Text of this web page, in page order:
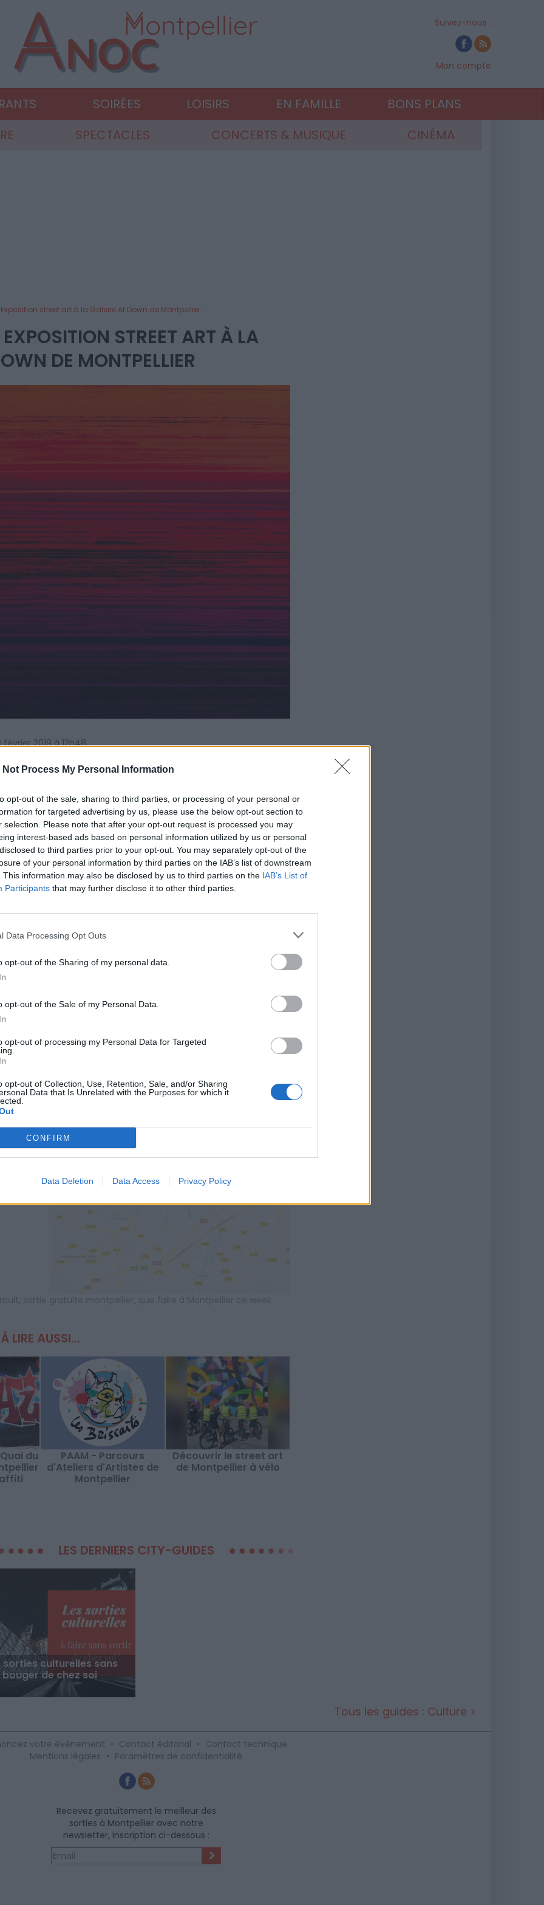
Not Process My Personal Information
opt-out of the sale, sharing to third parties, or processing of your personal or
for targeted advertising by us, please use the below opt-out section to
selection. Please note that after your opt-out request is processed you may
interest-based ads based on personal information utilized by us or personal
to third parties prior to your opt-out. You may separately opt-out of the
of your personal information by third parties on the IAB’s list of downstream
This information may also be disclosed by us to third parties on the IAB’s List of
Participants that may further disclose it to other third parties.
Data Processing Opt Outs
opt-out of the Sharing of my personal data.
opt-out of the Sale of my Personal Data.
opt-out of processing my Personal Data for Targeted
opt-out of Collection, Use, Retention, Sale, and/or Sharing
Data that Is Unrelated with the Purposes for which it
CONFIRM
Data Deletion Data Access Privacy Policy
Suivez-nous :
Mon compte
SOIRÉES LOISIRS EN FAMILLE
BONS PLANS
SPECTACLES CONCERTS & MUSIQUE CINÉMA
street art à la Galerie At Down de Montpellier
STREET ART À LA
DE MONTPELLIER
février 2019 à 12h48
Noto de son vrai nom, revient exposer ses œuvres
8 février au 10 mars 2019, dans le cadre de son
monumentales,l'artiste ZEST, vous invite à découvrir ses
à la Galerie At Down de Montpellier.
sont exposées et n'attendent que l'interprétation
des lignes de vies, couleurs dynamiques symbolisant le
que soit votre point de vue, il est indéniable que
de l'artiste.
incroyable de 150 m
grandes villes de France et à l'international, mais reste un
toujours aux sources.
référence de nombreuses œuvres du
ZEST
, où les lignes et les couleurs ressemblent à
A découvrir absolument avant le 10 mars 2019 !
AFFICHER LA CARTE
, ,
À LIRE AUSSI...
du
PAAM - Parcours
d'Ateliers d'Artistes de
Montpellier
Découvrir le street art
de Montpellier à vélo
LES DERNIERS CITY-GUIDES
sorties culturelles sans
bouger de chez soi
Tous les guides : Culture >
votre événement • Contact éditorial • Contact technique
Mentions légales • Paramètres de confidentialité
Recevez gratuitement le meilleur des
sorties à Montpellier avec notre
newsletter, inscription ci-dessous :
>